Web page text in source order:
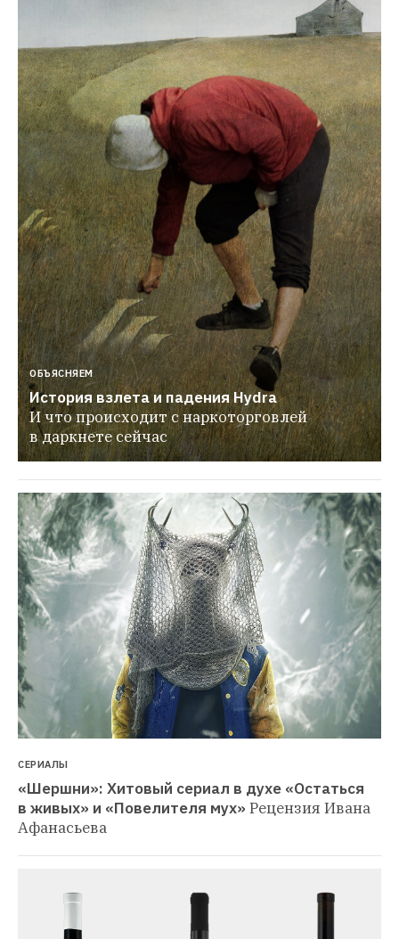
ОБЪЯСНЯЕМ
История взлета и падения Hydra
И что происходит с наркоторговлей
в даркнете сейчас
СЕРИАЛЫ
«Шершни»: Хитовый сериал в духе «Остаться
в живых» и «Повелителя мух» Рецензия Ивана
Афанасьева